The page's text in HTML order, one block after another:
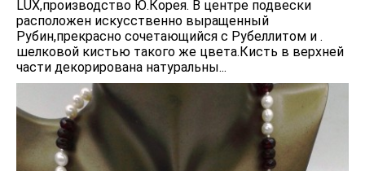
LUX,производство Ю.Корея. В центре подвески
расположен искусственно выращенный
Рубин,прекрасно сочетающийся с Рубеллитом и .
шелковой кистью такого же цвета.Кисть в верхней
части декорирована натуральны...